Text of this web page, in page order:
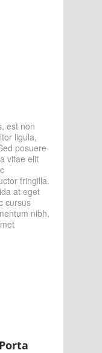
est non
ligula,
posuere
vitae elit
fringilla.
at eget
cursus
nibh,